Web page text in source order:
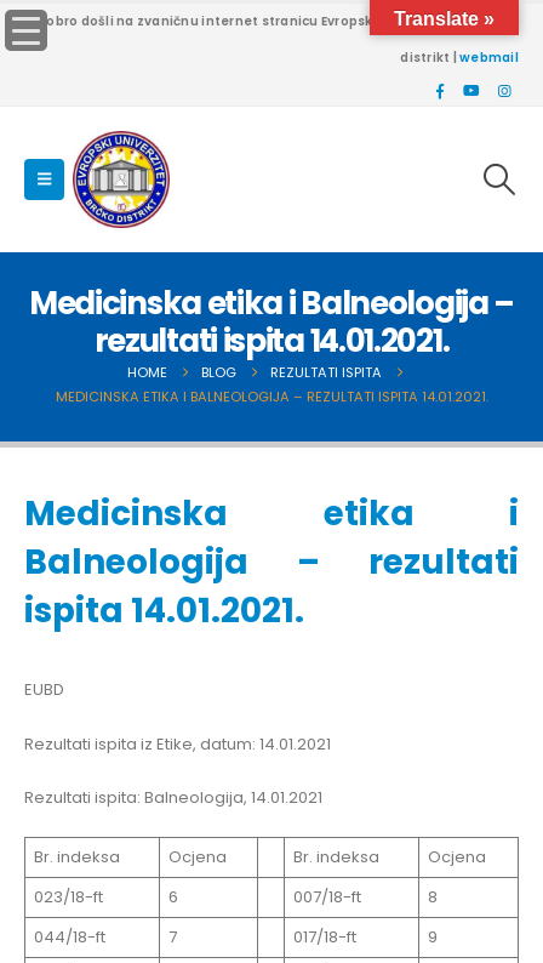
Dobro došli na zvaničnu internet stranicu Evropskog univerziteta Brčko
distrikt |webmail
Medicinska etika i Balneologija –
rezultati ispita 14.01.2021.
HOME BLOG
REZULTATI ISPITA
MEDICINSKA ETIKA I BALNEOLOGIJA – REZULTATI ISPITA 14.01.2021.
Medicinska etika i
Balneologija – rezultati
ispita 14.01.2021.
EUBD
Rezultati ispita iz Etike, datum: 14.01.2021
Rezultati ispita: Balneologija, 14.01.2021
Br. indeksa Ocjena Br. indeksa
Ocjena
023/18-ft
6 007/18-ft
8
044/18-ft
7 017/18-ft
9
Translate »